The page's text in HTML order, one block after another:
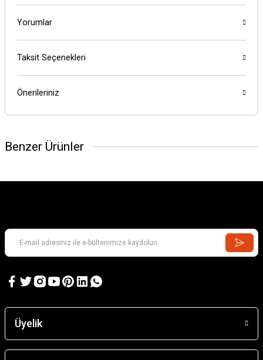
Yorumlar
Taksit Seçenekleri
Önerileriniz
Benzer Ürünler
Üyelik